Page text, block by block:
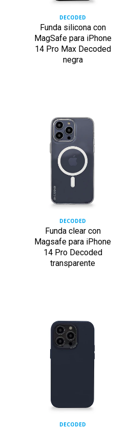
DECODED
Funda silicona con
MagSafe para iPhone
14 Pro Max Decoded
negra
DECODED
Funda clear con
Magsafe para iPhone
14 Pro Decoded
transparente
DECODED